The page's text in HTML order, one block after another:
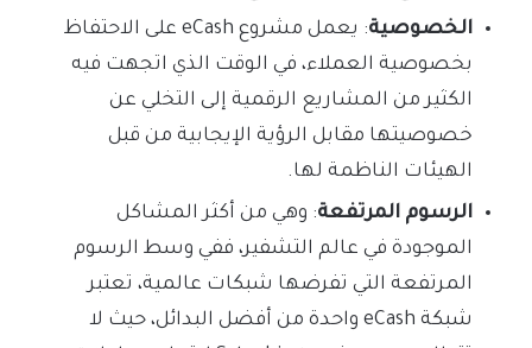
الخصوصية
: يعمل مشروع eCash على الاحتفاظ
بخصوصية العملاء، في الوقت الذي اتجهت فيه
الكثير من المشاريع الرقمية إلى التخلي عن
خصوصيتها مقابل الرؤية الإيجابية من قبل
الهيئات الناظمة لها.
الرسوم المرتفعة: وهي من أكثر المشاكل
الموجودة في عالم التشفير، ففي وسط الرسوم
المرتفعة التي تفرضها شبكات عالمية، تعتبر
شبكة eCash واحدة من أفضل البدائل، حيث لا